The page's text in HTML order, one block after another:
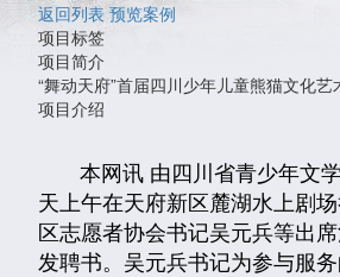
返回列表 预览案例
项目标签
项目简介
“舞动天府”首届四川少年儿童熊猫文化
项目介绍
本网讯 由四川省青少年文学
天上午在天府新区麓湖水上剧
区志愿者协会书记吴元兵等出
发聘书。吴元兵书记为参与服